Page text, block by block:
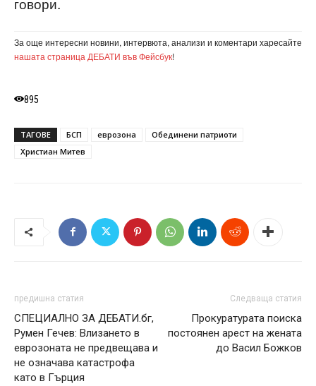
За още интересни новини, интервюта, анализи и коментари харесайте
нашата страница ДЕБАТИ във Фейсбук!
895
ТАГОВЕ БСП еврозона
Обединени патриоти
Христиан Митев
предишна статия
СПЕЦИАЛНО ЗА ДЕБАТИ.бг,
Румен Гечев: Влизането в
еврозоната не предвещава и
не означава катастрофа
като в Гърция
Следваща статия
Прокуратурата поиска
постоянен арест на жената
до Васил Божков